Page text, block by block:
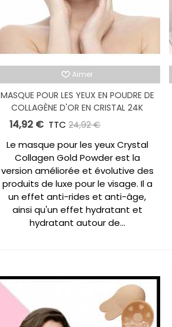
Aimer
MASQUE POUR LES YEUX EN POUDRE DE
COLLAGÈNE D'OR EN CRISTAL 24K
14,92 € TTC 24,92 €
Le masque pour les yeux Crystal
Collagen Gold Powder est la
version améliorée et évolutive des
produits de luxe pour le visage. Il a
un effet anti-rides et anti-âge,
ainsi qu'un effet hydratant et
hydratant autour de...